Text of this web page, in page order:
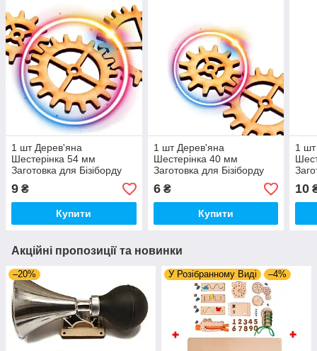
1 шт Дерев'яна
Шестерінка 54 мм
Заготовка для Бізіборду
Шестерня з Фанери 5,4 см
(Без Саморіза) Мелк
9 ₴
Купити
1 шт Дерев'яна
Шестерінка 40 мм
Заготовка для Бізіборду
Шестерня з Фанери 4 см
(Без Саморіза) Мелк
6₴
Купити
1
(Без
Зуби
10
Акційні пропозиції та новинки
–20% У Розібранному Виді –4%